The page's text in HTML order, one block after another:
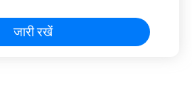
जारी रखें